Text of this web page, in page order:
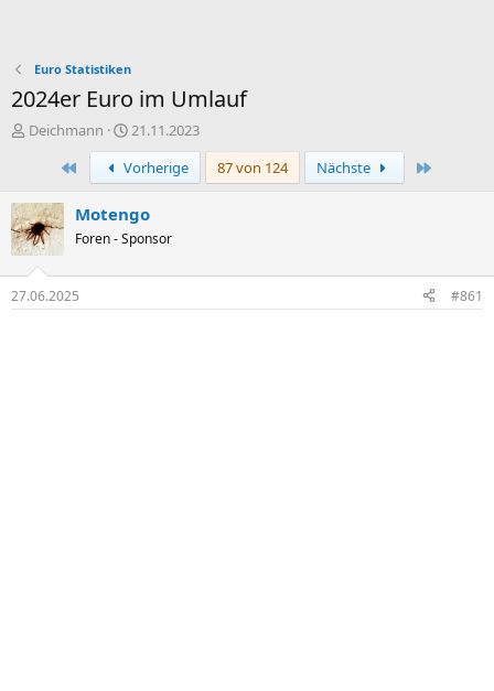
Euro Statistiken
2024er Euro im Umlauf
E
e
l
l
e
r
Deichmann
E
r
s
t
e
l
l
m
21.11.2023
Erste
Vorherige 87 von 124 Nächste
Motengo
Foren - Sponsor
27.06.2025 #861